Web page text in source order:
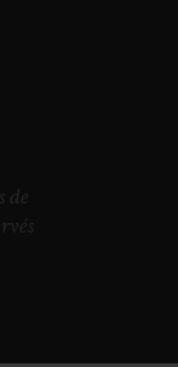
de